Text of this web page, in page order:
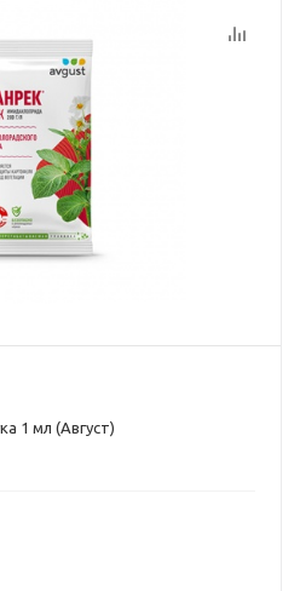
1 мл (Август)